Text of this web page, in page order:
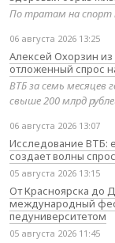
По тратам на спорт
06 августа 2026 13:25
Алексей Охорзин
отложенный спрос
ВТБ за семь месяцев
свыше 200 млрд
06 августа 2026 13:07
Исследование ВТБ:
создает волны
05 августа 2026 13:15
От Красноярска до
международный
педуниверситетом
05 августа 2026 11:45